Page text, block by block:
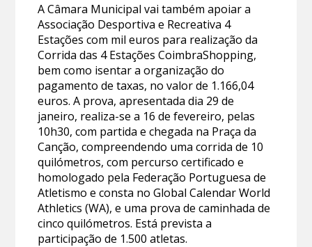
A Câmara Municipal vai também apoiar a
Associação Desportiva e Recreativa 4
Estações com mil euros para realização da
Corrida das 4 Estações CoimbraShopping,
bem como isentar a organização do
pagamento de taxas, no valor de 1.166,04
euros. A prova, apresentada dia 29 de
janeiro, realiza-se a 16 de fevereiro, pelas
10h30, com partida e chegada na Praça da
Canção, compreendendo uma corrida de 10
quilómetros, com percurso certificado e
homologado pela Federação Portuguesa de
Atletismo e consta no Global Calendar World
Athletics (WA), e uma prova de caminhada de
cinco quilómetros. Está prevista a
participação de 1.500 atletas.